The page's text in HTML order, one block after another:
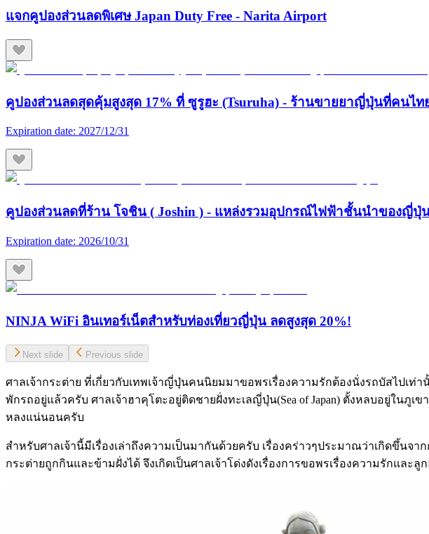
แจกคูปองส่วนลดพิเศษ Japan Duty Free - Narita Airport
คูปองส่วนลดสุดคุ้มสูงสุด 17% ที่ ซูรูฮะ (Tsuruha) - ร้านขายยาญี่ปุ่นที่คนไท
Expiration date: 2027/12/31
คูปองส่วนลดที่ร้าน โจชิน ( Joshin ) - แหล่งรวมอุปกรณ์ไฟฟ้าชั้นนำของญี่ปุ่
Expiration date: 2026/10/31
NINJA WiFi อินเทอร์เน็ตสำหรับท่องเที่ยวญี่ปุ่น ลดสูงสุด 20%!
Next slide Previous slide
ศาลเจ้ากระต่าย ที่เกี่ยวกับเทพเจ้าญี่ปุ่นคนนิยมมาขอพรเรื่องความรักต้องนั่งรถบัสไปเท่า
พักรถอยู่แล้วครับ ศาลเจ้าฮาคุโตะอยู่ติดชายฝั่งทะเลญี่ปุ่น(Sea of Japan) ตั้งหลบอยู่ใน
หลงแน่นอนครับ
สำหรับศาลเจ้านี้มีเรื่องเล่าถึงความเป็นมากันด้วยครับ เรื่องคร่าวๆประมาณว่าเกิดขึ้นจ
กระต่ายถูกกินและข้ามฝั่งได้ จึงเกิดเป็นศาลเจ้าโด่งดังเรื่องการขอพรเรื่องความรักและลู